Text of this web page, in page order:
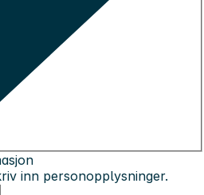
inn personopplysninger.